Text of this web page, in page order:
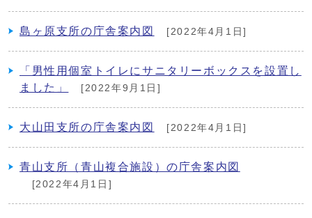
島ヶ原支所の庁舎案内図 [2022年4月1日]
「男性用個室トイレにサニタリーボックスを設置し
ました」
[2022年9月1日]
大山田支所の庁舎案内図 [2022年4月1日]
青山支所（青山複合施設）の庁舎案内図
[2022年4月1日]